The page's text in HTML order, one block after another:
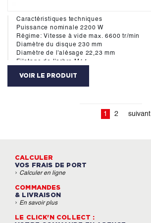
Caractéristiques techniques
Puissance nominale 2200 W
Régime: Vitesse à vide max. 6600 tr/min
Diamètre du disque 230 mm
Diamètre de l'alésage 22,23 mm
Filetage de l'arbre M14
Marge d'incertitude (K) 1,5 m/s²
Marge d'incertitude bruit (K) 3 dB (A)
Dimensions (L x l x h) 473 x 249 x 140 mm
VOIR LE PRODUIT
1 2 suivant
CALCULER
VOS FRAIS DE PORT
› Calculer en ligne
COMMANDES
& LIVRAISON
› En savoir plus
LE CLICK'N COLLECT :